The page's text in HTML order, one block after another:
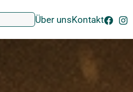
Über unsKontakt